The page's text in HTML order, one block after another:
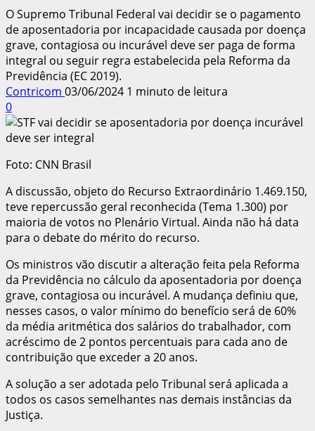
O Supremo Tribunal Federal vai decidir se o pagamento
de aposentadoria por incapacidade causada por doença
grave, contagiosa ou incurável deve ser paga de forma
integral ou seguir regra estabelecida pela Reforma da
Previdência (EC 2019).
Contricom 03/06/2024 1 minuto de leitura
0
Foto: CNN Brasil
A discussão, objeto do Recurso Extraordinário 1.469.150,
teve repercussão geral reconhecida (Tema 1.300) por
maioria de votos no Plenário Virtual. Ainda não há data
para o debate do mérito do recurso.
Os ministros vão discutir a alteração feita pela Reforma
da Previdência no cálculo da aposentadoria por doença
grave, contagiosa ou incurável. A mudança definiu que,
nesses casos, o valor mínimo do benefício será de 60%
da média aritmética dos salários do trabalhador, com
acréscimo de 2 pontos percentuais para cada ano de
contribuição que exceder a 20 anos.
A solução a ser adotada pelo Tribunal será aplicada a
todos os casos semelhantes nas demais instâncias da
Justiça.